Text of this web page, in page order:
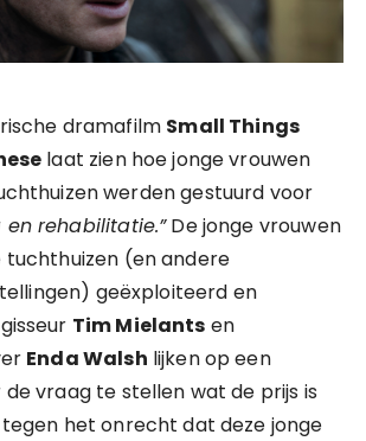
dramafilm Small Things
laat zien hoe jonge vrouwen
werden gestuurd voor
rehabilitatie.”De jonge vrouwen
tuchthuizen (en andere
geëxploiteerd en
Tim Mielants en
Enda Walsh lijken op een
vraag te stellen wat de prijs is
het onrecht dat deze jonge